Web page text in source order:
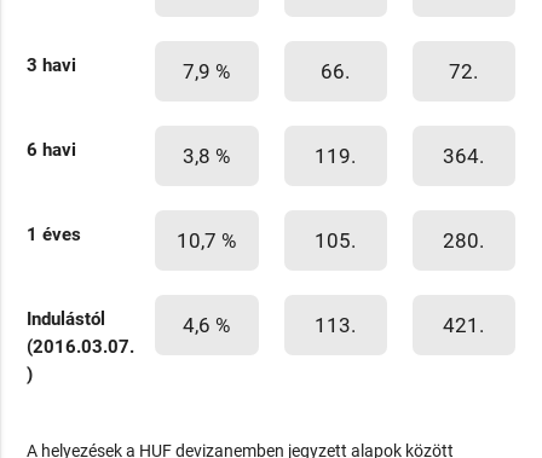
3 havi 7,9 % 66. 72.
6 havi 3,8 % 119. 364.
1 éves 10,7 % 105. 280.
Indulástól
(2016.03.07.
)
4,6 % 113. 421.
A helyezések a HUF devizanemben jegyzett alapok között